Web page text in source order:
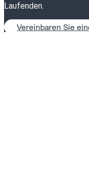
Laufenden.
Vereinbaren Sie